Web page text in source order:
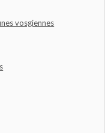
vosgiennes